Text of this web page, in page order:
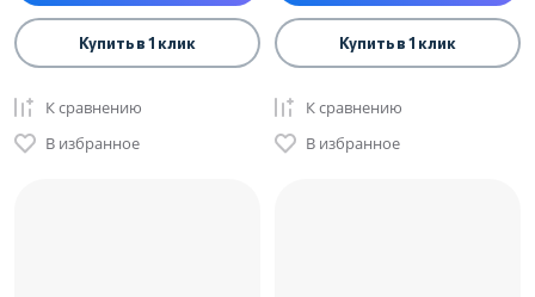
Купить в 1 клик
К сравнению
В избранное
Купить в 1 клик
К сравнению
В избранное